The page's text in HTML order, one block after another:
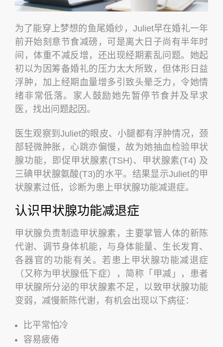
为了能穿上梦想的鱼尾婚纱，Juliet早在婚礼一年
前开始刻意节食减磅，可是离大日子尚有半年时
间，体重不减反增，还出现经期紊乱问题。她起
初以为因筹备婚礼的压力太大所致，但体形日益
浮肿，加上经期血量增多引致头晕乏力，令她情
绪非常低落。家人鼓励她先暂停节食并及早求
医，找出问题起因。
医生观察到Juliet的眼皮、小腿都有浮肿情况，颈
部轻微肿胀，心跳亦偏慢，故为她抽血检验甲状
腺功能，即促甲状腺素(TSH)、甲状腺素(T4) 及
三碘甲状腺氨酸(T3)的水平。结果显示Juliet的甲
状腺素过低，诊断为患上甲状腺功能减退症。
认识甲状腺功能减退症
甲状腺负责制造甲状腺素，主要掌管人体的新陈
代谢、调节身体机能，与身体能量、生长发育、
各器官的功能有关。若患上甲状腺功能减退症
（又称为甲状腺低下症），简称「甲减」，患者
甲状腺所分泌的甲状腺素不足，以致甲状腺功能
变弱，减慢新陈代谢，有机会出现以下病征：
比平常怕冷
容易疲倦